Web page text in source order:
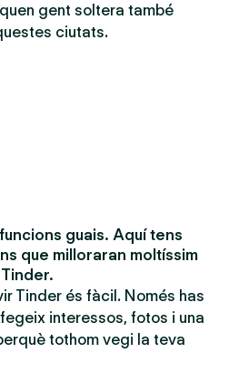
gent soltera també
ciutats.
guais. Aquí tens
que milloraran moltíssim
Tinder és fàcil. Només has
interessos, fotos i una
tothom vegi la teva